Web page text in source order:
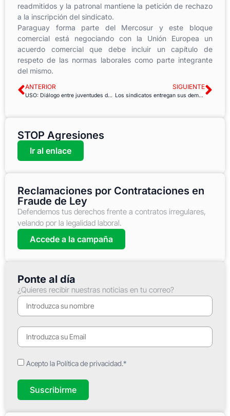
readmitidos y la patronal mantiene la petición de rechazo
a la inscripción del sindicato.
Paraguay forma parte del Mercosur y este bloque
comercial está negociando con la Unión Europea un
acuerdo comercial que debe incluir un capítulo de
respeto de las normas laborales como parte integrante
del mismo.
ANTERIOR
USO: Diálogo entre juventudes de Turquía y la Unión Europea
SIGUIENTE
Los sindicatos entregan sus demandas para el Acuerdo Climático de París
STOP Agresiones
Ir al enlace
Reclamaciones por Contrataciones en
Fraude de Ley
Defendemos tus derechos frente a contratos irregulares,
velando por la legalidad laboral.
Accede a la campaña
Ponte al día
¿Quieres recibir nuestras noticias en tu correo?
Acepto la Política de privacidad.*
Suscribirme